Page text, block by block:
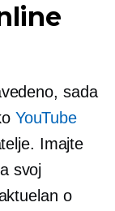
sada
YouTube
Imajte
svoj
o